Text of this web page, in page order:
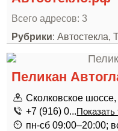
Всего адресов: 3
Рубрики: Автостекла,
Пеликан
Сколковское шоссе,
+7 (916) 0...
пн-сб 09:00–20:00;